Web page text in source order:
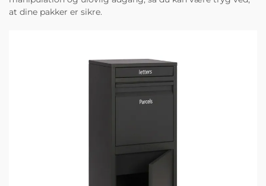
at dine pakker er sikre.